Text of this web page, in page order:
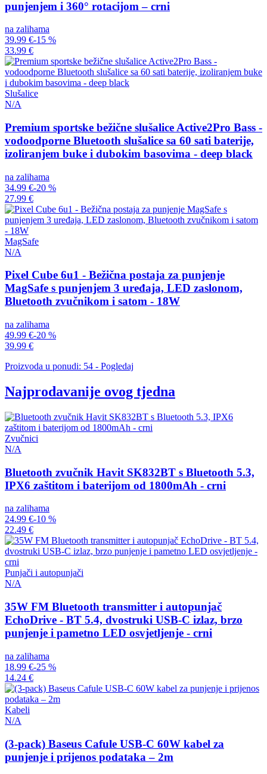
punjenjem i 360° rotacijom – crni
na zalihama
39.99 €-15 %
33.99 €
Slušalice
N/A
Premium sportske bežične slušalice Active2Pro Bass -
vodoodporne Bluetooth slušalice sa 60 sati baterije,
izoliranjem buke i dubokim basovima - deep black
na zalihama
34.99 €-20 %
27.99 €
MagSafe
N/A
Pixel Cube 6u1 - Bežična postaja za punjenje
MagSafe s punjenjem 3 uređaja, LED zaslonom,
Bluetooth zvučnikom i satom - 18W
na zalihama
49.99 €-20 %
39.99 €
Proizvoda u ponudi: 54 - Pogledaj
Najprodavanije ovog tjedna
Zvučnici
N/A
Bluetooth zvučnik Havit SK832BT s Bluetooth 5.3,
IPX6 zaštitom i baterijom od 1800mAh - crni
na zalihama
24.99 €-10 %
22.49 €
Punjači i autopunjači
N/A
35W FM Bluetooth transmitter i autopunjač
EchoDrive - BT 5.4, dvostruki USB-C izlaz, brzo
punjenje i pametno LED osvjetljenje - crni
na zalihama
18.99 €-25 %
14.24 €
Kabeli
N/A
(3-pack) Baseus Cafule USB-C 60W kabel za
punjenje i prijenos podataka – 2m